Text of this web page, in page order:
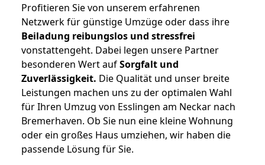
Profitieren Sie von unserem erfahrenen
Netzwerk für günstige Umzüge oder dass ihre
Beiladung reibungslos und stressfrei
vonstattengeht. Dabei legen unsere Partner
besonderen Wert aufSorgfalt und
Zuverlässigkeit. Die Qualität und unser breite
Leistungen machen uns zu der optimalen Wahl
für Ihren Umzug von Esslingen am Neckar nach
Bremerhaven. Ob Sie nun eine kleine Wohnung
oder ein großes Haus umziehen, wir haben die
passende Lösung für Sie.